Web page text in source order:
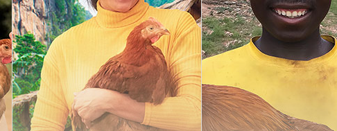
une qualité de viande supérieure
et économiques pour ses
les attributs de qualité de la viande de nos
T (TR51) et les a comparés aux normes
soulignant leur potentiel en tant que sources de